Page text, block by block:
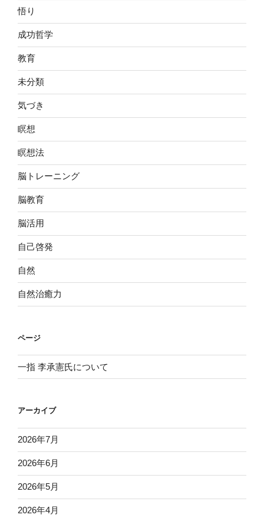
悟り
成功哲学
教育
未分類
気づき
瞑想
瞑想法
脳トレーニング
脳教育
脳活用
自己啓発
自然
自然治癒力
ページ
一指 李承憲氏について
アーカイブ
2026年7月
2026年6月
2026年5月
2026年4月